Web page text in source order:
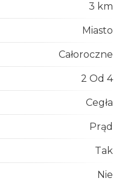
3 km
Miasto
Całoroczne
2 Od 4
Cegła
Prąd
Tak
Nie